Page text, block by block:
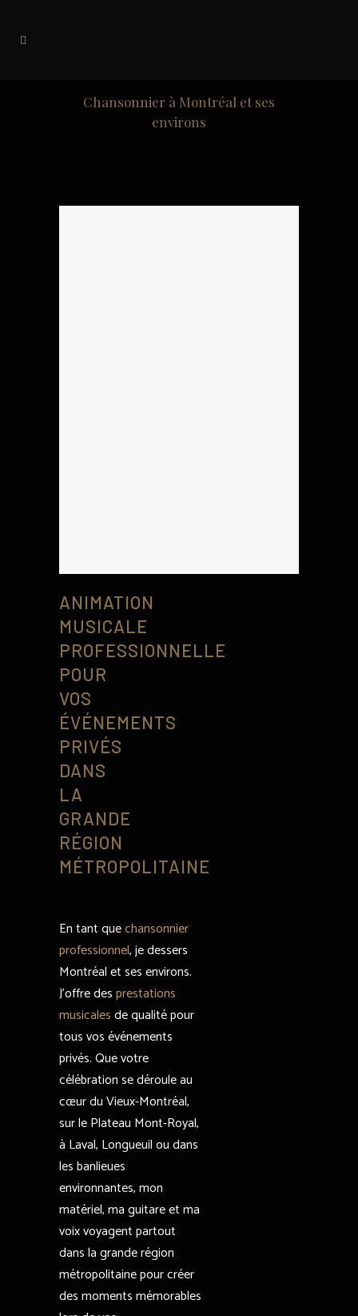
Chansonnier à Montréal et ses
environs
ANIMATION
MUSICALE
PROFESSIONNELLE
POUR
VOS
ÉVÉNEMENTS
PRIVÉS
DANS
LA
GRANDE
RÉGION
MÉTROPOLITAINE
En tant quechansonnier
professionnel, je dessers
Montréal et ses environs.
J’offre desprestations
musicalesde qualité pour
tous vos événements
privés. Que votre
célébration se déroule au
cœur du Vieux-Montréal,
sur le Plateau Mont-Royal,
à Laval, Longueuil ou dans
les banlieues
environnantes, mon
matériel, ma guitare et ma
voix voyagent partout
dans la grande région
métropolitaine pour créer
des moments mémorables